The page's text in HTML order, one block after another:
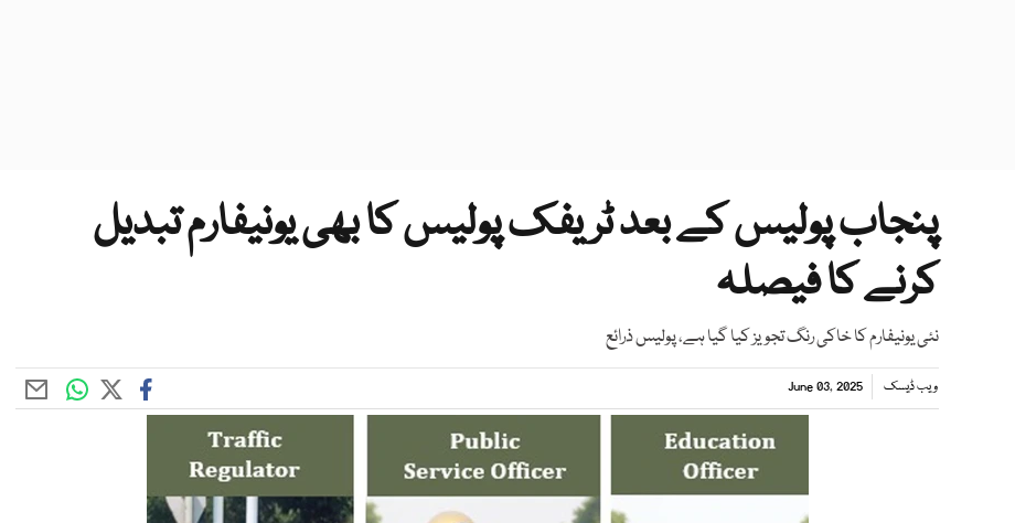
پنجاب پولیس کے بعد ٹریفک پولیس کا بھی یونیفارم تبدیل
کرنے کا فیصلہ
نئی یونیفارم کا خاکی رنگ تجویز کیا گیا ہے، پولیس ذرائع
ویب ڈیسک June 03, 2025